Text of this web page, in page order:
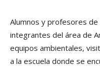
Alumnos y profesores de
integrantes del área de
equipos ambientales,
a la escuela donde se